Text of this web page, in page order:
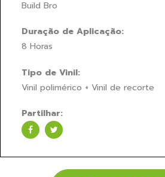
Build Bro
Duração de Aplicação:
8 Horas
Tipo de Vinil:
Vinil polimérico + Vinil de recorte
Partilhar: